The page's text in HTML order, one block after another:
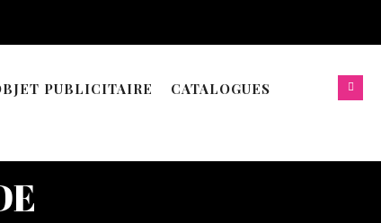
PUBLICITAIRE
CATALOGUES